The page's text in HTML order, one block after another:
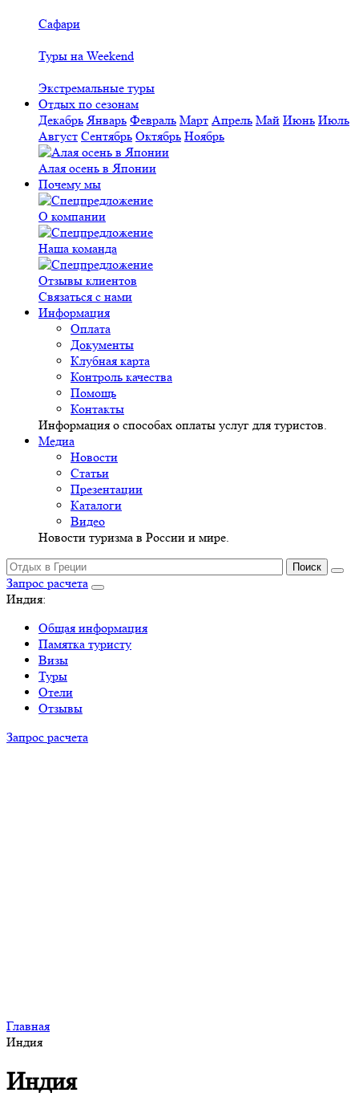
Сафари
Туры на Weekend
Экстремальные туры
Отдых по сезонам
Декабрь Январь Февраль Март Апрель Май Июнь Июль
Август Сентябрь Октябрь Ноябрь
Алая осень в Японии
Почему мы
О компании
Наша команда
Отзывы клиентов
Связаться с нами
Информация
Оплата
Документы
Клубная карта
Контроль качества
Помощь
Контакты
Информация о способах оплаты услуг для туристов.
Медиа
Новости
Статьи
Презентации
Каталоги
Видео
Новости туризма в России и мире.
Запрос расчета
Индия:
Общая информация
Памятка туристу
Визы
Туры
Отели
Отзывы
Запрос расчета
Главная
Индия
Индия